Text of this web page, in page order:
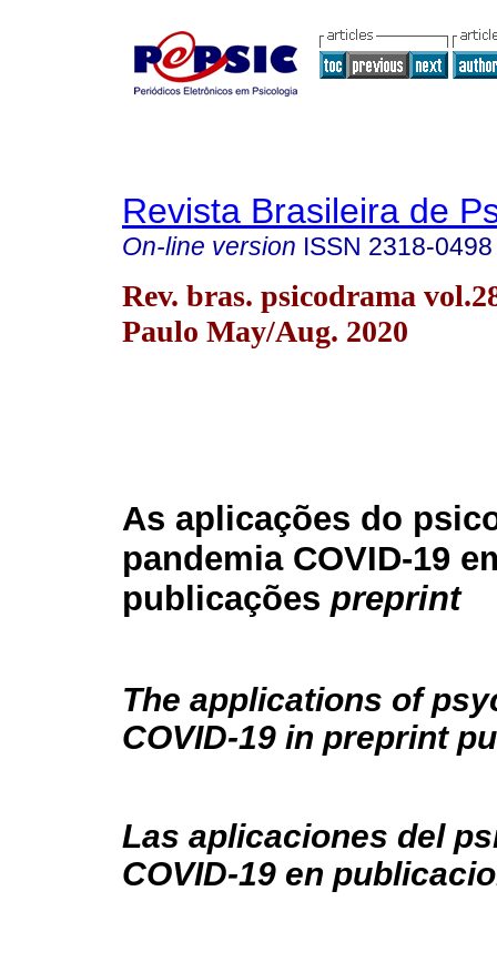
Revista Brasileira de
On-line version ISSN 2318-0498
Rev. bras. psicodrama
Paulo May/Aug. 2020
As aplicações do
pandemia COVID-19
publicações preprint
The applications of
COVID-19 in preprint
Las aplicaciones del
COVID-19 en